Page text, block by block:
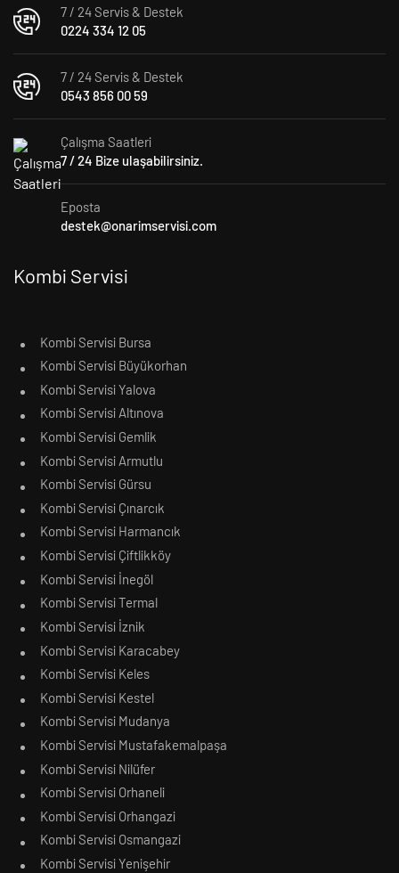
7 / 24 Servis & Destek
0224 334 12 05
7 / 24 Servis & Destek
0543 856 00 59
Çalışma Saatleri
7 / 24 Bize ulaşabilirsiniz.
Eposta
destek@onarimservisi.com
Kombi Servisi
Kombi Servisi Bursa
Kombi Servisi Büyükorhan
Kombi Servisi Yalova
Kombi Servisi Altınova
Kombi Servisi Gemlik
Kombi Servisi Armutlu
Kombi Servisi Gürsu
Kombi Servisi Çınarcık
Kombi Servisi Harmancık
Kombi Servisi Çiftlikköy
Kombi Servisi İnegöl
Kombi Servisi Termal
Kombi Servisi İznik
Kombi Servisi Karacabey
Kombi Servisi Keles
Kombi Servisi Kestel
Kombi Servisi Mudanya
Kombi Servisi Mustafakemalpaşa
Kombi Servisi Nilüfer
Kombi Servisi Orhaneli
Kombi Servisi Orhangazi
Kombi Servisi Osmangazi
Kombi Servisi Yenişehir